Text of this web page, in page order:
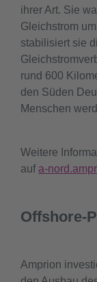
ihrer Art. Sie
Gleichstrom
stabilisiert sie
rund 600
den Süden
Menschen
Weitere
auf a-
Offshore-
Amprion